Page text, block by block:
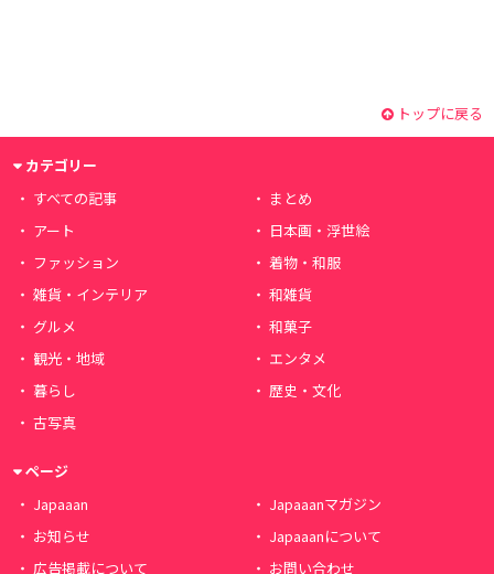
トップに戻る
カテゴリー
すべての記事
まとめ
アート
日本画・浮世絵
ファッション
着物・和服
雑貨・インテリア
和雑貨
グルメ
和菓子
観光・地域
エンタメ
暮らし
歴史・文化
古写真
ページ
Japaaan
Japaaanマガジン
お知らせ
Japaaanについて
広告掲載について
お問い合わせ